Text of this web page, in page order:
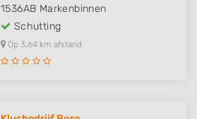
1536AB Markenbinnen
Schutting
Op 3,64 km afstand